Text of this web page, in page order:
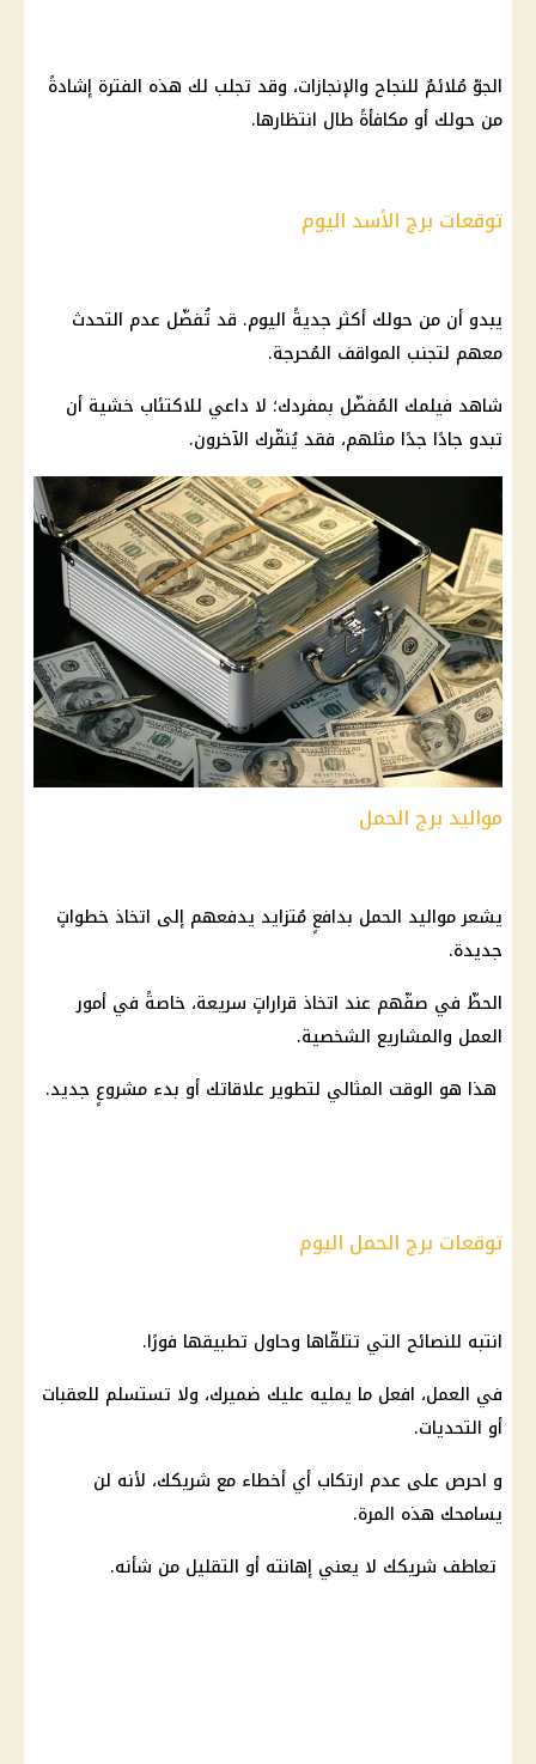
الجوّ مُلائمٌ للنجاح والإنجازات، وقد تجلب لك هذه الفترة إشادةً
من حولك أو مكافأةً طال انتظارها.
توقعات برج الأسد اليوم
يبدو أن من حولك أكثر جديةً اليوم. قد تُفضّل عدم التحدث
معهم لتجنب المواقف المُحرجة.
شاهد فيلمك المُفضّل بمفردك؛ لا داعي للاكتئاب خشية أن
تبدو جادًا جدًا مثلهم، فقد يُنفّرك الآخرون.
مواليد برج الحمل
يشعر مواليد الحمل بدافعٍ مُتزايد يدفعهم إلى اتخاذ خطواتٍ
جديدة.
الحظّ في صفّهم عند اتخاذ قراراتٍ سريعة، خاصةً في أمور
العمل والمشاريع الشخصية.
هذا هو الوقت المثالي لتطوير علاقاتك أو بدء مشروعٍ جديد.
توقعات برج الحمل اليوم
انتبه للنصائح التي تتلقّاها وحاول تطبيقها فورًا.
في العمل، افعل ما يمليه عليك ضميرك، ولا تستسلم للعقبات
أو التحديات.
و احرص على عدم ارتكاب أي أخطاء مع شريكك، لأنه لن
يسامحك هذه المرة.
تعاطف شريكك لا يعني إهانته أو التقليل من شأنه.